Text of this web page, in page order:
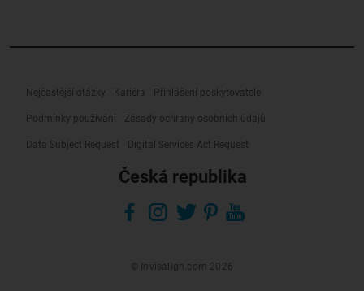
Nejčastější otázky Kariéra Přihlášení poskytovatele
Podmínky používání Zásady ochrany osobních údajů
Data Subject Request Digital Services Act Request
Česká republika
© Invisalign.com 2026